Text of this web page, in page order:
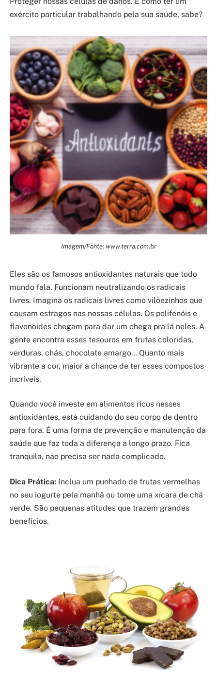
exército particular trabalhando pela sua saúde, sabe?
Imagem/Fonte: www.terra.com.br
Eles são os famosos antioxidantes naturais que todo
mundo fala. Funcionam neutralizando os radicais
livres. Imagina os radicais livres como vilõezinhos que
causam estragos nas nossas células. Os polifenóis e
flavonoides chegam para dar um chega pra lá neles. A
gente encontra esses tesouros em frutas coloridas,
verduras, chás, chocolate amargo… Quanto mais
vibrante a cor, maior a chance de ter esses compostos
incríveis.
Quando você investe em alimentos ricos nesses
antioxidantes, está cuidando do seu corpo de dentro
para fora. É uma forma de prevenção e manutenção da
saúde que faz toda a diferença a longo prazo. Fica
tranquila, não precisa ser nada complicado.
Dica Prática: Inclua um punhado de frutas vermelhas
no seu iogurte pela manhã ou tome uma xícara de chá
verde. São pequenas atitudes que trazem grandes
benefícios.